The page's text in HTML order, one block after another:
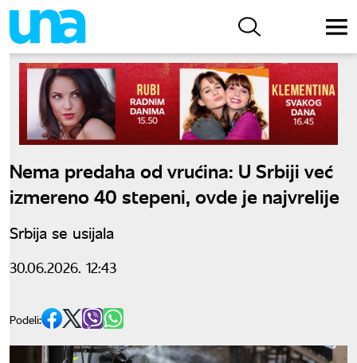
Nema predaha od vrućina: U Srbiji već
izmereno 40 stepeni, ovde je najvrelije
Srbija se usijala
30.06.2026. 12:43
Podeli: